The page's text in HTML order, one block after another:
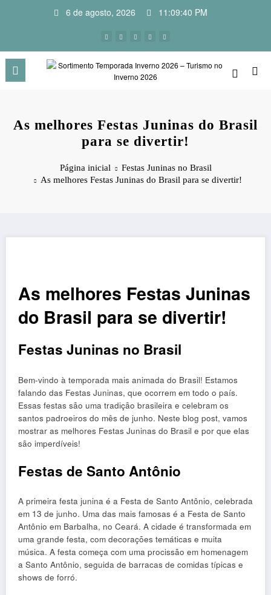
6 de agosto, 2026 11:09:41 PM
As melhores Festas Juninas do Brasil
para se divertir!
Página inicial
Festas Juninas no Brasil
As melhores Festas Juninas do Brasil para se divertir!
As melhores Festas Juninas
do Brasil para se divertir!
Festas Juninas no Brasil
Bem-vindo à temporada mais animada do Brasil! Estamos
falando das Festas Juninas, que ocorrem em todo o país.
Essas festas são uma tradição brasileira e celebram os
santos padroeiros do mês de junho. Neste blog post, vamos
mostrar as melhores Festas Juninas do Brasil e por que elas
são imperdíveis!
Festas de Santo Antônio
A primeira festa junina é a Festa de Santo Antônio, celebrada
em 13 de junho. Uma das mais famosas é a Festa de Santo
Antônio em Barbalha, no Ceará. A cidade é transformada em
uma grande festa, com decorações temáticas e muita
música. A festa começa com uma procissão em homenagem
a Santo Antônio, seguida de barracas de comidas típicas e
shows de forró.